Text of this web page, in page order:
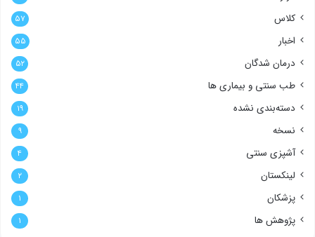
کلاس ۵۷
اخبار ۵۵
درمان شدگان ۵۲
طب سنتی و بیماری ها ۴۴
دسته‌بندی نشده ۱۹
نسخه ۹
آشپزی سنتی ۴
لینکستان ۲
پزشکان ۱
پژوهش ها ۱